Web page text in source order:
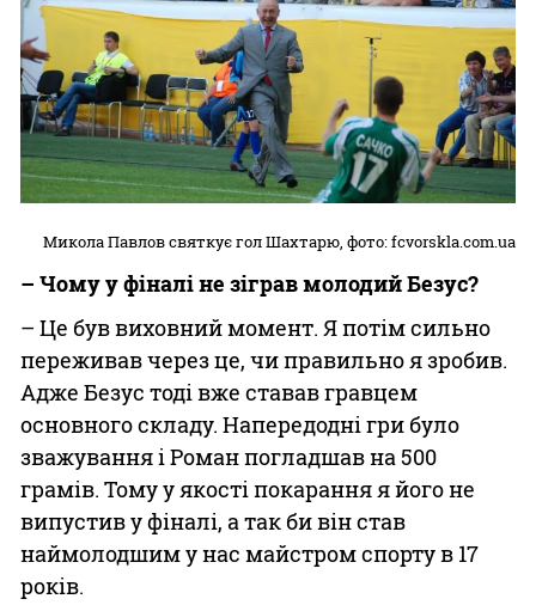
Микола Павлов святкує гол Шахтарю, фото:fcvorskla.com.ua
– Чому у фіналі не зіграв молодий Безус?
– Це був виховний момент. Я потім сильно
переживав через це, чи правильно я зробив.
Адже Безус тоді вже ставав гравцем
основного складу. Напередодні гри було
зважування і Роман погладшав на 500
грамів. Тому у якості покарання я його не
випустив у фіналі, а так би він став
наймолодшим у нас майстром спорту в 17
років.